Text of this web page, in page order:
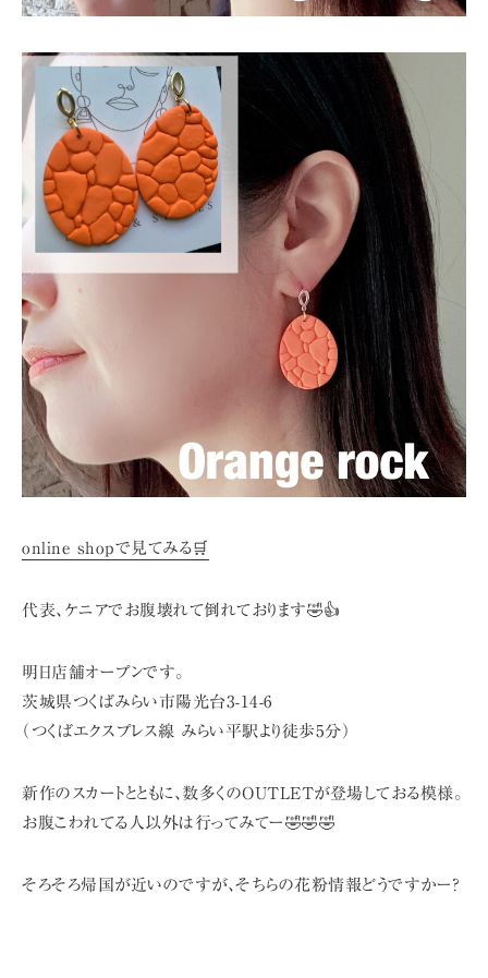
online shopで見てみる🛒
代表、ケニアでお腹壊れて倒れております🤣👍
明日店舗オープンです。
茨城県つくばみらい市陽光台3-14-6
（つくばエクスプレス線 みらい平駅より徒歩5分）
新作のスカートとともに、数多くのOUTLETが登場しておる模様。
お腹こわれてる人以外は行ってみてー🤣🤣🤣
そろそろ帰国が近いのですが、そちらの花粉情報どうですかー?